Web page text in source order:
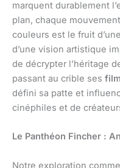
marquent durablement
plan, chaque
couleurs est le fruit
d’une vision artistique
de décrypter l’héritage
passant au crible ses
défini sa patte et
cinéphiles et de
Le Panthéon Fincher :
Notre exploration